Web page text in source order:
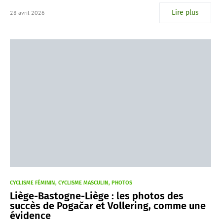
28 avril 2026 Lire plus
CYCLISME FÉMININ CYCLISME MASCULIN PHOTOS
Liège-Bastogne-Liège : les photos des
succès de Pogačar et Vollering, comme une
évidence